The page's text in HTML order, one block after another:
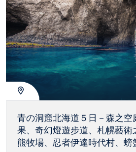
青の洞窟北海道５日－森之空
果、奇幻燈遊步道、札幌藝術
熊牧場、忍者伊達時代村、螃